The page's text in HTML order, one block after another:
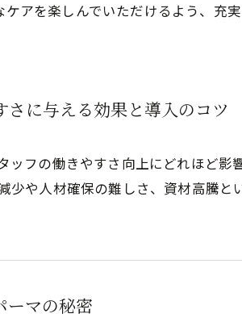
アを楽しんでいただけるよう、充
に与える効果と導入のコツ
ッフの働きやすさ向上にどれほど影
少や人材確保の難しさ、資材高騰と
ーマの秘密